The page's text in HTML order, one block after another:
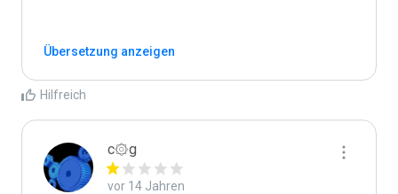
Übersetzung anzeigen
Hilfreich
c۞g
vor 14 Jahren